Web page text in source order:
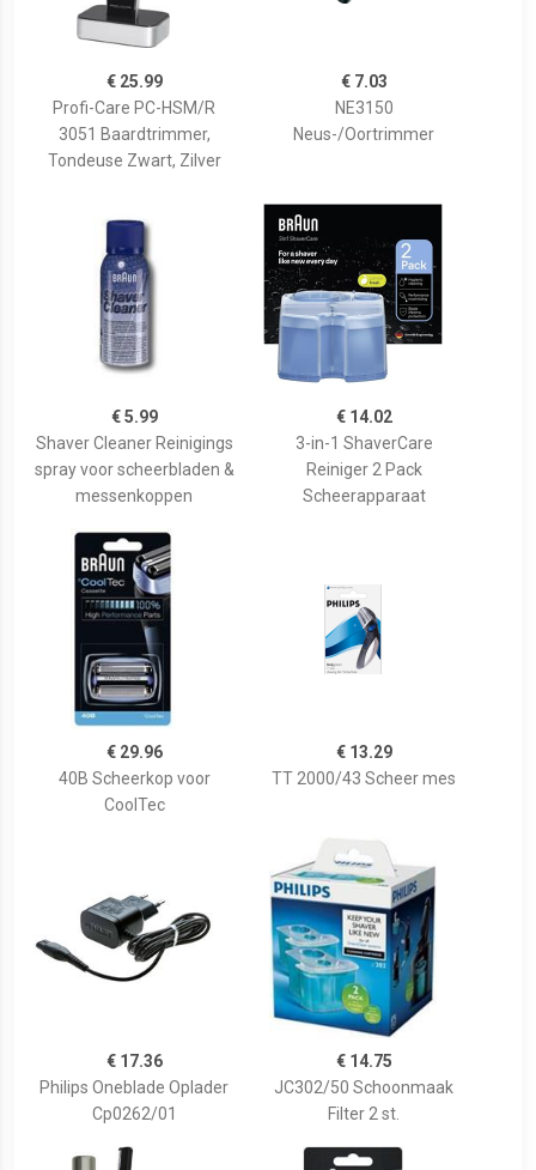
€ 25.99
Profi-Care PC-HSM/R
3051 Baardtrimmer,
Tondeuse Zwart, Zilver
€ 7.03
NE3150
Neus-/Oortrimmer
€ 5.99
Shaver Cleaner Reinigings
spray voor scheerbladen &
messenkoppen
€ 14.02
3-in-1 ShaverCare
Reiniger 2 Pack
Scheerapparaat
€ 29.96
40B Scheerkop voor
CoolTec
€ 13.29
TT 2000/43 Scheer mes
€ 17.36
Philips Oneblade Oplader
Cp0262/01
€ 14.75
JC302/50 Schoonmaak
Filter 2 st.